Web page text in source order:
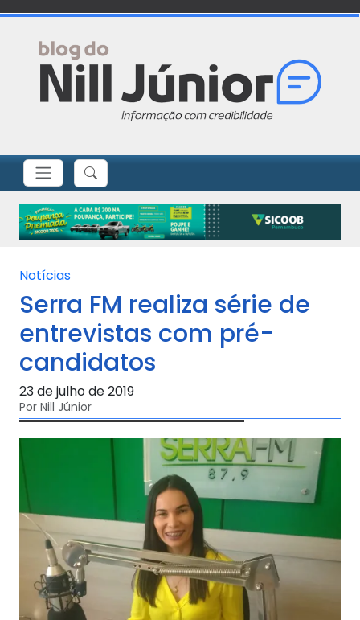
Notícias
Serra FM realiza série de
entrevistas com pré-
candidatos
23 de julho de 2019
Por Nill Júnior